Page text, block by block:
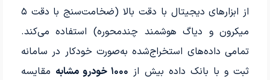
از ابزارهای دیجیتال با دقت بالا (ضخامت‌سنج با دقت ۵
میکرون و دیاگ هوشمند چندمحوره) استفاده می‌کند.
تمامی داده‌های استخراج‌شده به‌صورت خودکار در سامانه
ثبت و با بانک داده بیش از ۱۰۰۰ خودرو مشابه
مقایسه